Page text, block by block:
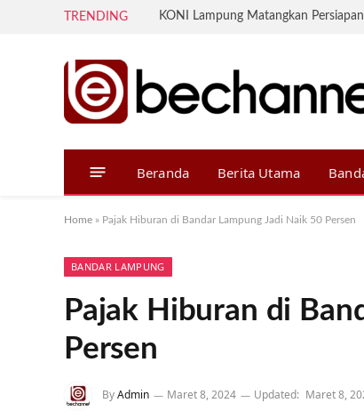
TRENDING
Beranda Berita Utama
Home » Pajak Hiburan di Bandar Lampung Jadi Naik 50 Persen
BANDAR LAMPUNG
Pajak Hiburan di
Persen
ByAdmin Maret 8, 2024 Updated: Maret 8,